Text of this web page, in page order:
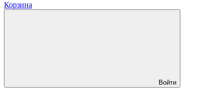
Корзина
Войти